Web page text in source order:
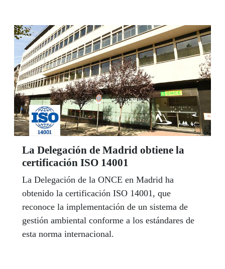
La Delegación de Madrid obtiene la
certificación ISO 14001
La Delegación de la ONCE en Madrid ha
obtenido la certificación ISO 14001, que
reconoce la implementación de un sistema de
gestión ambiental conforme a los estándares de
esta norma internacional.